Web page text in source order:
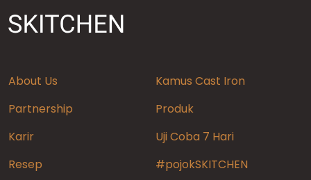
About Us
Kamus Cast Iron
Partnership
Produk
Karir
Uji Coba 7 Hari
Resep
#pojokSKITCHEN